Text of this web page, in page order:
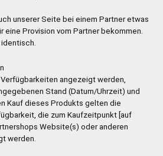
unserer Seite bei einem Partner etwas
eine Provision vom Partner bekommen.
angezeigt werden,
Stand (Datum/Uhrzeit) und
Kauf dieses Produkts gelten die
die zum Kaufzeitpunkt [auf
Website(s) oder anderen
werden.